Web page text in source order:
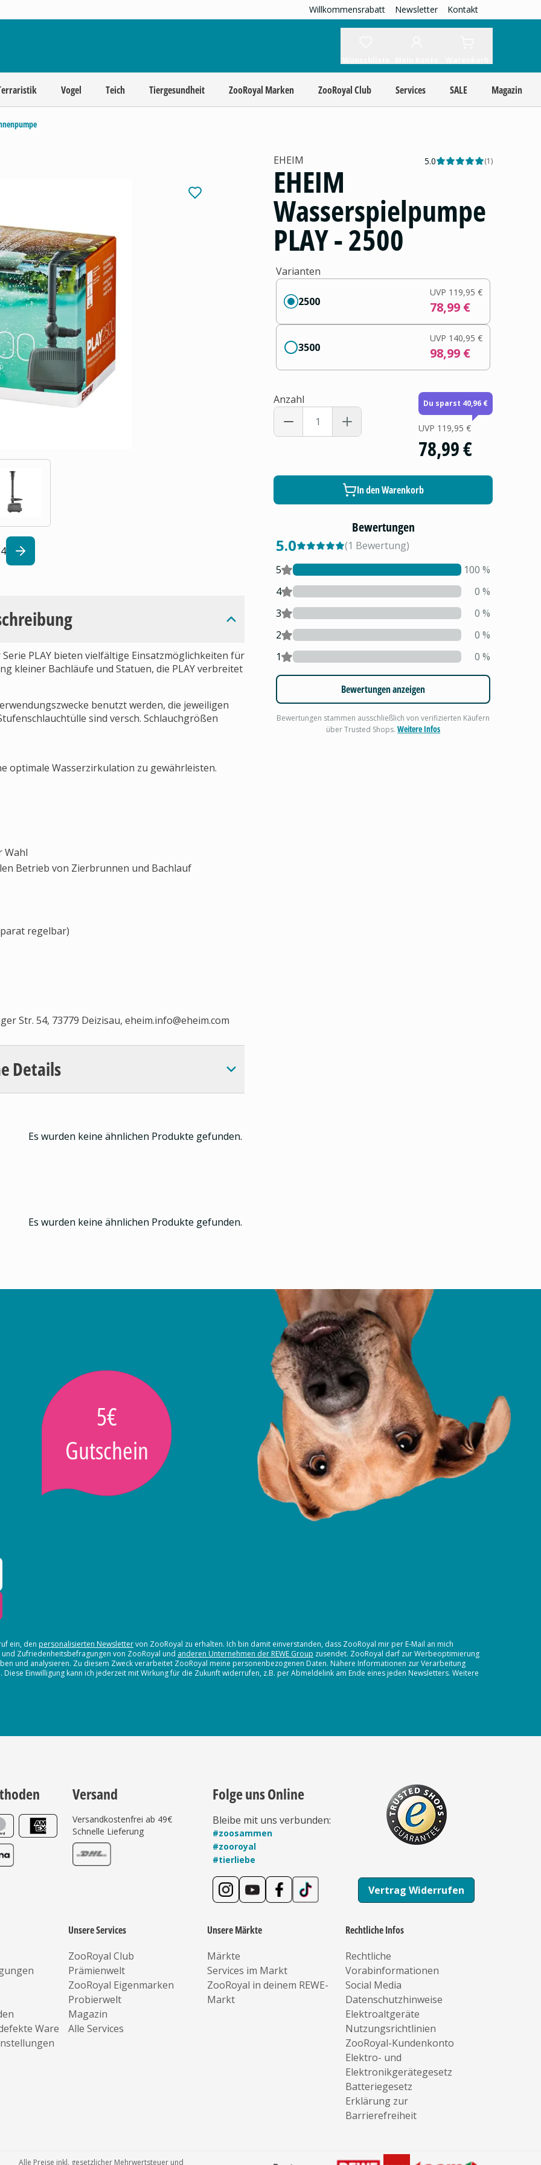
Willkommensrabatt Newsletter Kontakt
Vogel Teich Tiergesundheit ZooRoyal Marken ZooRoyal Club Services SALE Magazin
4
PLAY bieten vielfältige Einsatz­möglichkeiten für
kleiner Bachläufe und Statuen, die PLAY verbreitet
benutzt werden, die jeweiligen
sind versch. Schlauchgrößen
optimale Wasserzirkulation zu gewährleisten.
Wahl
Betrieb von Zierbrunnen und Bachlauf
regelbar)
Str. 54, 73779 Deizisau, eheim.info@eheim.com
Details
EHEIM 5.0 (1)
EHEIM
Wasserspielpumpe
PLAY - 2500
Varianten
2500
UVP 119,95 €
78,99 €
3500
UVP 140,95 €
98,99 €
Anzahl Du sparst 40,96 €
UVP 119,95 €
78,99 €
In den Warenkorb
Bewertungen
5.0 (1 Bewertung)
5
100 %
4
0 %
3
0 %
2
0 %
1
0 %
Bewertungen anzeigen
Bewertungen stammen ausschließlich von verifizierten Käufern
über Trusted Shops.Weitere Infos
Es wurden keine ähnlichen Produkte gefunden.
Es wurden keine ähnlichen Produkte gefunden.
5€
Gutschein
ein, den personalisierten Newslettervon ZooRoyal zu erhalten. Ich bin damit einverstanden, dass ZooRoyal mir per E-Mail an mich
Zufriedenheitsbefragungen von ZooRoyal und anderen Unternehmen der REWE Group zusendet. ZooRoyal darf zur Werbeoptimierung
und analysieren. Zu diesem Zweck verarbeitet ZooRoyal meine personenbezogenen Daten. Nähere Informationen zur Verarbeitung
Einwilligung kann ich jederzeit mit Wirkung für die Zukunft widerrufen, z.B. per Abmeldelink am Ende eines jeden Newsletters. Weitere
Versand
Versandkostenfrei ab 49€
Schnelle Lieferung
Folge uns Online
Bleibe mit uns verbunden:
#zoosammen
#zooroyal
#tierliebe
Vertrag Widerrufen
Ware
Unsere Services
ZooRoyal Club
Prämienwelt
ZooRoyal Eigenmarken
Probierwelt
Magazin
Alle Services
Unsere Märkte
Märkte
Services im Markt
ZooRoyal in deinem REWE-
Markt
Rechtliche Infos
Rechtliche
Vorabinformationen
Social Media
Datenschutzhinweise
Elektroaltgeräte
Nutzungsrichtlinien
ZooRoyal-Kundenkonto
Elektro- und
Elektronikgerätegesetz
Batteriegesetz
Erklärung zur
Barrierefreiheit
Alle Preise inkl. gesetzlicher Mehrwertsteuer und